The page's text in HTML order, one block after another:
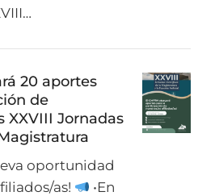
20 aportes
de
XXVIII Jornadas
oportunidad
as!
•En